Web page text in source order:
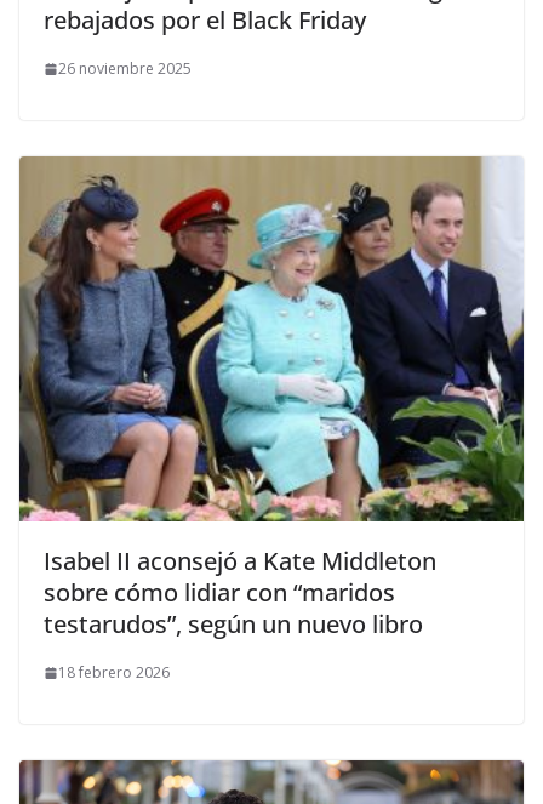
rebajados por el Black Friday
26 noviembre 2025
​Isabel II aconsejó a Kate Middleton
sobre cómo lidiar con “maridos
testarudos”, según un nuevo libro
18 febrero 2026